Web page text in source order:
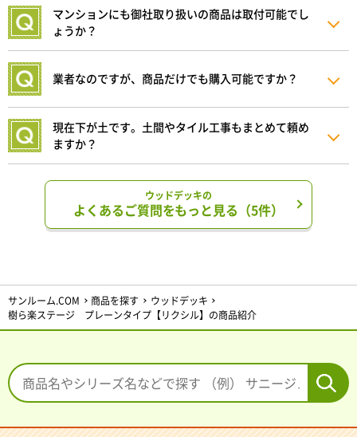
マンションにも御社取り扱いの商品は取付可能でし
ょうか？
業者なのですが、商品だけでも購入可能ですか？
現在下が土です。土間やタイル工事もまとめて頼め
ますか？
ウッドデッキの
よくあるご質問をもっと見る（5件）
サンルーム.COM 商品を探す
ウッドデッキ
樹ら楽ステージ プレーンタイプ【リクシル】の商品紹介